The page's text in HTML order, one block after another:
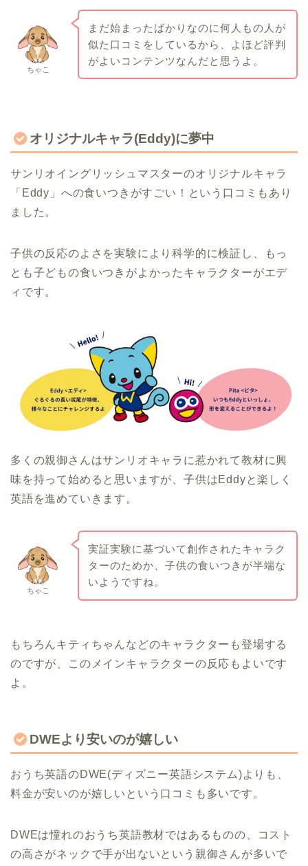
ちゃこ
まだ始まったばかりなのに何人もの人が
似た口コミをしているから、よほど評判
がよいコンテンツなんだと思うよ。
オリジナルキャラ(Eddy)に夢中
サンリオイングリッシュマスターのオリジナルキャラ
「Eddy」への食いつきがすごい！という口コミもあり
ました。
子供の反応のよさを実験により科学的に検証し、もっ
とも子どもの食いつきがよかったキャラクターがエデ
ィです。
多くの親御さんはサンリオキャラに惹かれて教材に興
味を持って始めると思いますが、子供はEddyと楽しく
英語を進めていきます。
ちゃこ
実証実験に基づいて創作されたキャラク
ターのためか、子供の食いつきが半端な
いようですね。
もちろんキティちゃんなどのキャラクターも登場する
のですが、このメインキャラクターの反応もよいです
よ。
DWEより安いのが嬉しい
おうち英語のDWE(ディズニー英語システム)よりも、
料金が安いのが嬉しいという口コミも多いです。
DWEは憧れのおうち英語教材ではあるものの、コスト
の高さがネックで手が出ないという親御さんが多いで